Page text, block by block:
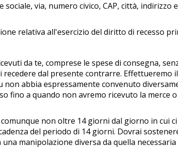
via, numero civico, CAP, città,
relativa all'esercizio del diritto di recesso
da te, comprese le spese di consegna,
dal presente contrarre. Effettueremo
abbia espressamente convenuto
fino a quando non avremo ricevuto la merce
non oltre 14 giorni dal giorno in cui
del periodo di 14 giorni. Dovrai
manipolazione diversa da quella